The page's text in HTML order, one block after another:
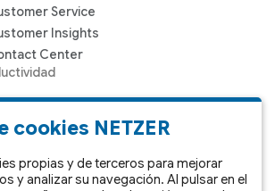
Service
Insights
Center
cookies NETZER
propias y de terceros para mejorar
y analizar su navegación. Al pulsar en el